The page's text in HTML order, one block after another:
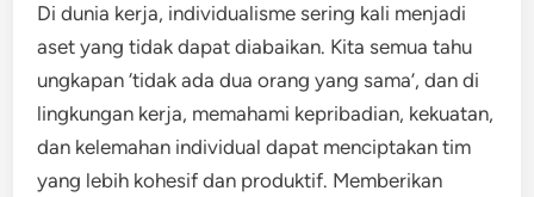
Di dunia kerja, individualisme sering kali menjadi
aset yang tidak dapat diabaikan. Kita semua tahu
ungkapan ‘tidak ada dua orang yang sama’, dan di
lingkungan kerja, memahami kepribadian, kekuatan,
dan kelemahan individual dapat menciptakan tim
yang lebih kohesif dan produktif. Memberikan